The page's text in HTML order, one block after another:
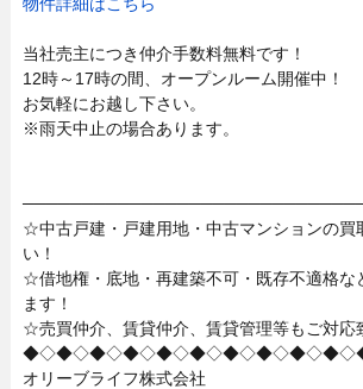
当社売主につき仲介手数料無料です！
12時～17時の間、オープンルーム開催中！
お気軽にお越し下さい。
※雨天中止の場合あります。
☆中古戸建・戸建用地・中古マンションの買
い！
☆借地権・底地・再建築不可・既存不適格な
ます！
☆売買仲介、賃貸仲介、賃貸管理等もご対応
オリーブライフ株式会社